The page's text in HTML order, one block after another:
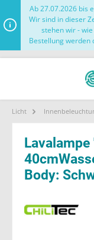
Ab 27.07.2026 bis
Wir sind in dieser
stehen wir -
Bestellung werden
Licht
Lavalampe
Body: